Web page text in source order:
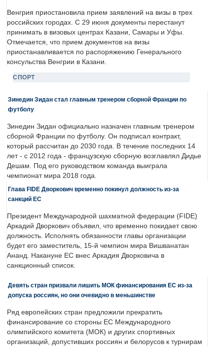
Венгрия приостановила прием заявлений на визы в трех
российских городах. С 29 июня документы перестанут
принимать в визовых центрах Казани, Самары и Уфы.
Отмечается, что прием документов на визы
приостанавливается по распоряжению Генерального
консульства Венгрии в Казани.
СПОРТ
Зинедин Зидан стал главным тренером сборной Франции по
футболу
Зинедин Зидан официально назначен главным тренером
сборной Франции по футболу. Он подписал контракт,
который рассчитан до 2030 года. В течение последних 14
лет - с 2012 года - французскую сборную возглавлял Дидье
Дешам. Под его руководством команда выиграла
чемпионат мира 2018 года.
Глава FIDE Дворкович временно покинул должность из-за
санкций ЕС
Президент Международной шахматной федерации (FIDE)
Аркадий Дворкович объявил, что временно покидает свою
должность. Исполнять обязанности главы организации
будет его заместитель, 15-й чемпион мира Вишванатан
Ананд. Накануне ЕС внес Аркадия Дворковича в
санкционный список.
Девять стран призвали лишить МОК финансирования ЕС из-за
допуска россиян, но они очевидно в меньшинстве
Ряд европейских стран предложили прекратить
финансирование со стороны ЕС Международного
олимпийского комитета (МОК) и других спортивных
организаций, допустивших россиян и белорусов к турнирам